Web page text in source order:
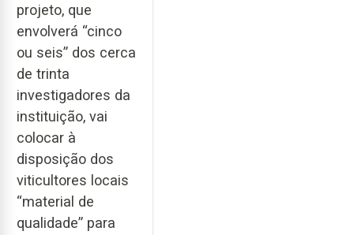
projeto, que
envolverá “cinco
ou seis” dos cerca
de trinta
investigadores da
instituição, vai
colocar à
disposição dos
viticultores locais
“material de
qualidade” para